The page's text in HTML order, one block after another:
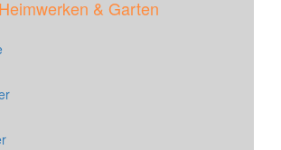
Heimwerken & Garten